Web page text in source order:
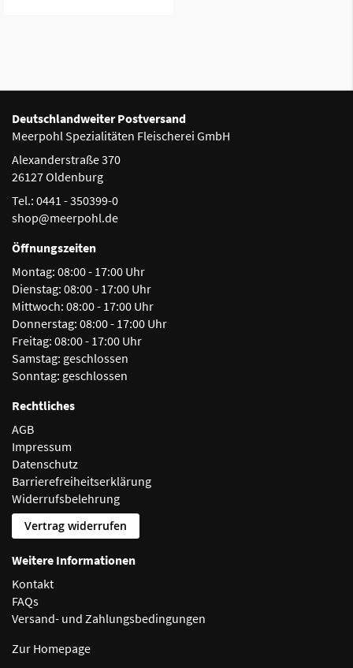
Deutschlandweiter Postversand
Meerpohl Spezialitäten Fleischerei GmbH
Alexanderstraße 370
26127 Oldenburg
Tel.: 0441 - 350399-0
shop@meerpohl.de
Öffnungszeiten
Montag: 08:00 - 17:00 Uhr
Dienstag: 08:00 - 17:00 Uhr
Mittwoch: 08:00 - 17:00 Uhr
Donnerstag: 08:00 - 17:00 Uhr
Freitag: 08:00 - 17:00 Uhr
Samstag: geschlossen
Sonntag: geschlossen
Rechtliches
AGB
Impressum
Datenschutz
Barrierefreiheitserklärung
Widerrufsbelehrung
Vertrag widerrufen
Weitere Informationen
Kontakt
FAQs
Versand- und Zahlungsbedingungen
Zur Homepage